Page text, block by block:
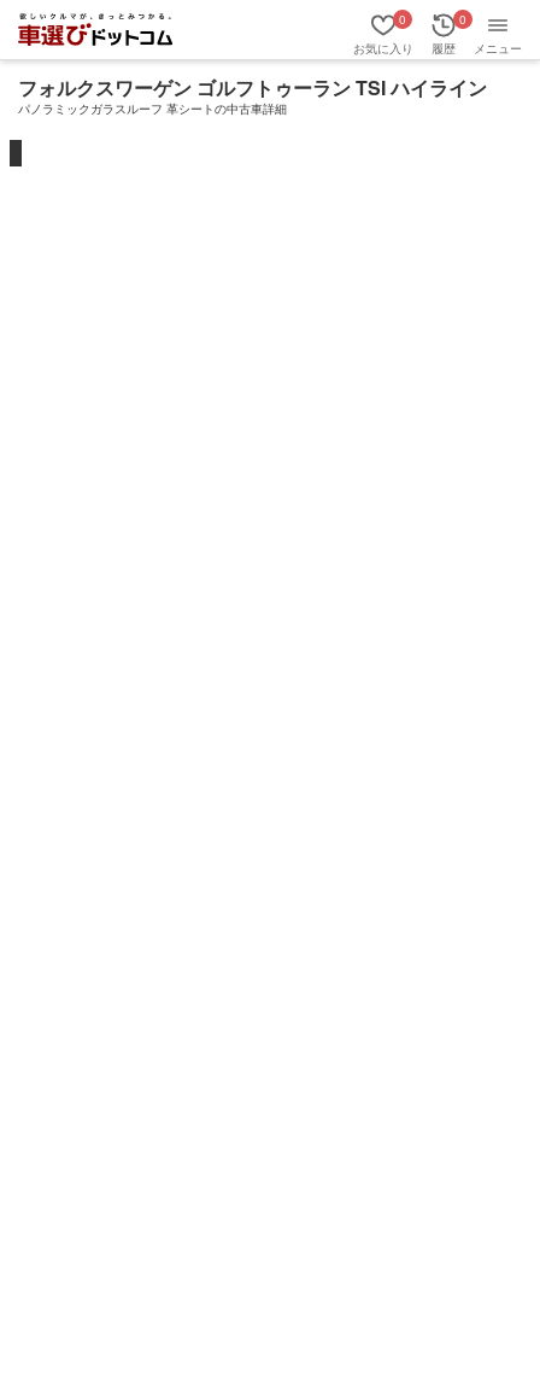
お気に入り
0
履歴
0
メニュー
フォルクスワーゲン ゴルフトゥーラン TSI ハイライン
パノラミックガラスルーフ 革シートの中古車詳細